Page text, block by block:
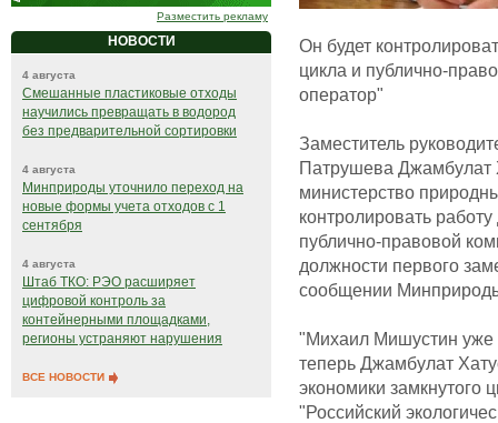
Разместить рекламу
НОВОСТИ
4 августа
Смешанные пластиковые отходы
научились превращать в водород
без предварительной сортировки
4 августа
Минприроды уточнило переход на
новые формы учета отходов с 1
сентября
4 августа
Штаб ТКО: РЭО расширяет
цифровой контроль за
контейнерными площадками,
регионы устраняют нарушения
ВСЕ НОВОСТИ
Он будет
цикла и публично-
оператор"
Заместитель
Патрушева Джамбулат
министерство
контролировать
публично-правовой
должности первого
сообщении
"Михаил Мишустин уже
теперь Джамбулат
экономики замкнутого
"Российский